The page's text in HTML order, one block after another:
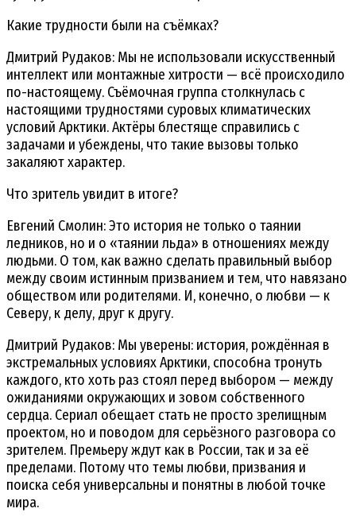
Какие трудности были на съёмках?
Дмитрий Рудаков: Мы не использовали искусственный
интеллект или монтажные хитрости — всё происходило
по-настоящему. Съёмочная группа столкнулась с
настоящими трудностями суровых климатических
условий Арктики. Актёры блестяще справились с
задачами и убеждены, что такие вызовы только
закаляют характер.
Что зритель увидит в итоге?
Евгений Смолин: Это история не только о таянии
ледников, но и о «таянии льда» в отношениях между
людьми. О том, как важно сделать правильный выбор
между своим истинным призванием и тем, что навязано
обществом или родителями. И, конечно, о любви — к
Северу, к делу, друг к другу.
Дмитрий Рудаков: Мы уверены: история, рождённая в
экстремальных условиях Арктики, способна тронуть
каждого, кто хоть раз стоял перед выбором — между
ожиданиями окружающих и зовом собственного
сердца. Сериал обещает стать не просто зрелищным
проектом, но и поводом для серьёзного разговора со
зрителем. Премьеру ждут как в России, так и за её
пределами. Потому что темы любви, призвания и
поиска себя универсальны и понятны в любой точке
мира.